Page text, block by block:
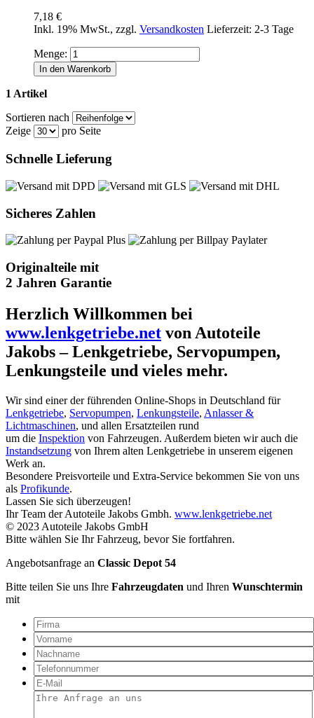
7,18 €
Inkl. 19% MwSt., zzgl. Versandkosten Lieferzeit: 2-3 Tage
Menge:
In den Warenkorb
1 Artikel
Sortieren nach
Zeige
pro Seite
Schnelle Lieferung
Sicheres Zahlen
Originalteile mit
2 Jahren Garantie
Herzlich Willkommen bei
www.lenkgetriebe.net von Autoteile
Jakobs – Lenkgetriebe, Servopumpen,
Lenkungsteile und vieles mehr.
Wir sind einer der führenden Online-Shops in Deutschland für
Lenkgetriebe, Servopumpen, Lenkungsteile, Anlasser &
Lichtmaschinen, und allen Ersatzteilen rund
um die Inspektion von Fahrzeugen. Außerdem bieten wir auch die
Instandsetzung von Ihrem alten Lenkgetriebe in unserem eigenen
Werk an.
Besondere Preisvorteile und Extra-Service bekommen Sie von uns
als Profikunde.
Lassen Sie sich überzeugen!
Ihr Team der Autoteile Jakobs Gmbh. www.lenkgetriebe.net
© 2023 Autoteile Jakobs GmbH
Bitte wählen Sie Ihr Fahrzeug, bevor Sie fortfahren.
Angebotsanfrage an Classic Depot 54
Bitte teilen Sie uns Ihre Fahrzeugdaten und Ihren Wunschtermin
mit